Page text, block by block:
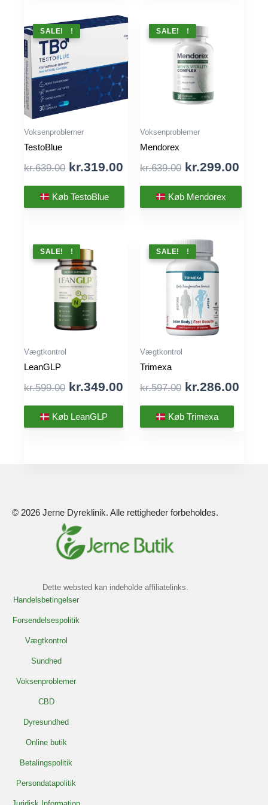
TILBUD !
SALE!
Voksenproblemer
TestoBlue
kr.639.00 Original
price
was:
kr.319.00 Current
price
Køb TestoBlue
TILBUD !
SALE!
Voksenproblemer
Mendorex
kr.639.00 Original
price
was:
kr.299.00
Køb Mendorex
TILBUD !
SALE!
Vægtkontrol
LeanGLP
kr.599.00 Original
price
was:
kr.349.00 Current
price
Køb LeanGLP
TILBUD !
SALE!
Vægtkontrol
Trimexa
kr.597.00 Original
price
was:
kr.286.00
Køb Trimexa
© 2026 Jerne Dyreklinik. Alle rettigheder forbeholdes.
Dette websted kan indeholde affiliatelinks.
Handelsbetingelser
Forsendelsespolitik
Vægtkontrol
Sundhed
Voksenproblemer
CBD
Dyresundhed
Online butik
Betalingspolitik
Persondatapolitik